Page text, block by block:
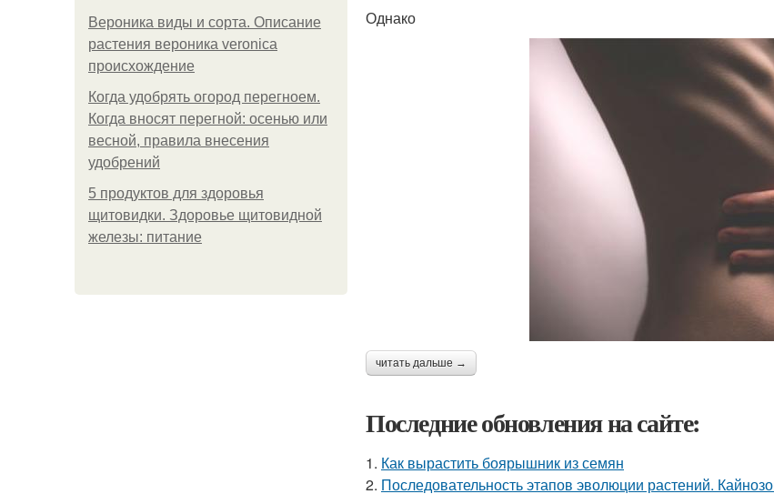
Вероника виды и сорта. Описание
растения вероника veronica
происхождение
Когда удобрять огород перегноем.
Когда вносят перегной: осенью или
весной, правила внесения
удобрений
5 продуктов для здоровья
щитовидки. Здоровье щитовидной
железы: питание
Однако
читать дальше →
Последние обновления на сайте:
1. Как вырастить боярышник из семян
2. Последовательность этапов эволюции растений.